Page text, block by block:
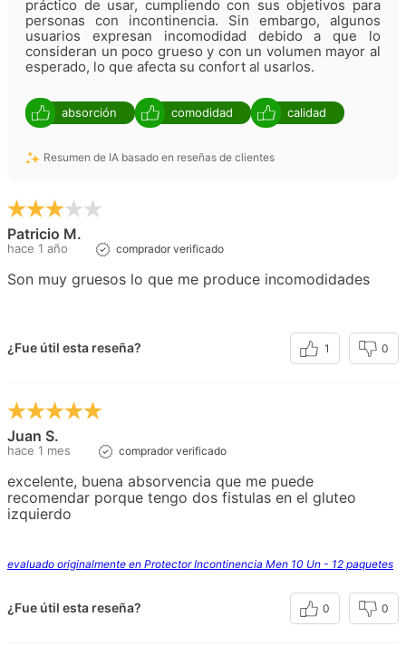
práctico de usar, cumpliendo con sus objetivos para
personas con incontinencia. Sin embargo, algunos
usuarios expresan incomodidad debido a que lo
consideran un poco grueso y con un volumen mayor al
esperado, lo que afecta su confort al usarlos.
absorción comodidad calidad
Resumen de IA basado en reseñas de clientes
Patricio M.
hace 1 año comprador verificado
Son muy gruesos lo que me produce incomodidades
¿Fue útil esta reseña? 1 0
Juan S.
hace 1 mes comprador verificado
excelente, buena absorvencia que me puede
recomendar porque tengo dos fistulas en el gluteo
izquierdo
evaluado originalmente en Protector Incontinencia Men 10 Un - 12 paquetes
¿Fue útil esta reseña? 0 0